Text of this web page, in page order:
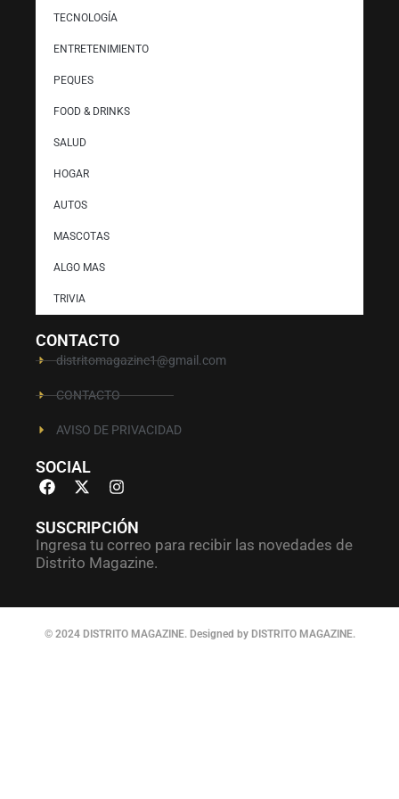
TECNOLOGÍA
ENTRETENIMIENTO
PEQUES
FOOD & DRINKS
SALUD
HOGAR
AUTOS
MASCOTAS
ALGO MAS
TRIVIA
CONTACTO
distritomagazine1@gmail.com
CONTACTO
AVISO DE PRIVACIDAD
SOCIAL
SUSCRIPCIÓN
Ingresa tu correo para recibir las novedades de
Distrito Magazine.
© 2024 DISTRITO MAGAZINE. Designed by DISTRITO MAGAZINE.